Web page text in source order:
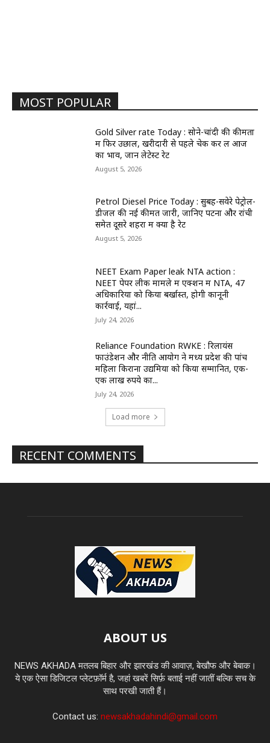
MOST POPULAR
Gold Silver rate Today : सोने-चांदी की कीमतों
में फिर उछाल, खरीदारी से पहले चेक कर लें आज
का भाव, जानें लेटेस्ट रेट
August 5, 2026
Petrol Diesel Price Today : सुबह-सवेरे पेट्रोल-
डीजल की नई कीमतें जारी, जानिए पटना और रांची
समेत दूसरे शहरों में क्या है रेट
August 5, 2026
NEET Exam Paper leak NTA action :
NEET पेपर लीक मामले में एक्शन में NTA, 47
अधिकारियों को किया बर्खास्त, होगी कानूनी
कार्रवाई, यहां...
July 24, 2026
Reliance Foundation RWKE : रिलायंस
फाउंडेशन और नीति आयोग ने मध्य प्रदेश की पांच
महिला किराना उद्यमियों को किया सम्मानित, एक-
एक लाख रुपये का...
July 24, 2026
Load more
RECENT COMMENTS
ABOUT US
NEWS AKHADA मतलब बिहार और झारखंड की आवाज़, बेखौफ और बेबाक।
ये एक ऐसा डिजिटल प्लेटफ़ॉर्म है, जहां खबरें सिर्फ़ बताई नहीं जातीं बल्कि सच के
साथ परखी जाती हैं।
Contact us: newsakhadahindi@gmail.com